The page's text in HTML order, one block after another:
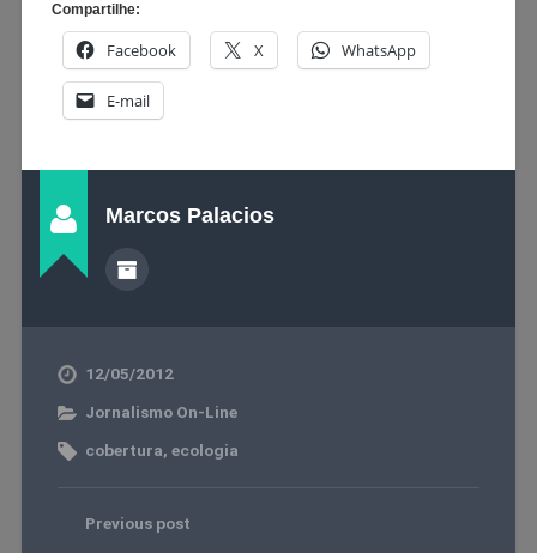
Compartilhe:
Facebook X WhatsApp
E-mail
Marcos Palacios
12/05/2012
Jornalismo On-Line
cobertura, ecologia
Previous post